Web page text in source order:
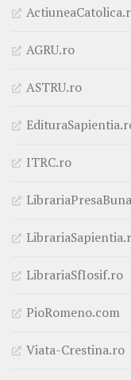
AGRU.ro
ASTRU.ro
ITRC.ro
LibrariaSfIosif.ro
PioRomeno.com
Viata-Crestina.ro